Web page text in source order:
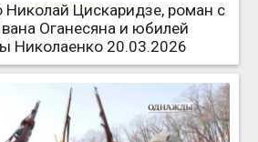
Николай Цискаридзе, роман с
Оганесяна и юбилей
Николаенко 20.03.2026